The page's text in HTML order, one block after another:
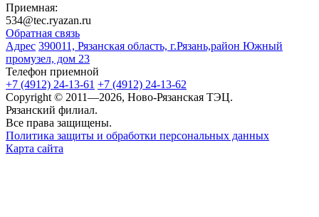
Приемная:
534@tec.ryazan.ru
Обратная связь
Адрес 390011, Рязанская область, г.Рязань,район Южный
промузел, дом 23
Телефон приемной
+7 (4912) 24-13-61 +7 (4912) 24-13-62
Copyright © 2011—2026, Ново-Рязанская ТЭЦ.
Рязанский филиал.
Все права защищены.
Политика защиты и обработки персональных данных
Карта сайта